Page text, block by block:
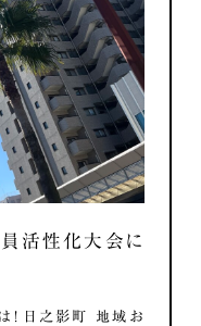
活性化大会に
！ 日之影町 地域お